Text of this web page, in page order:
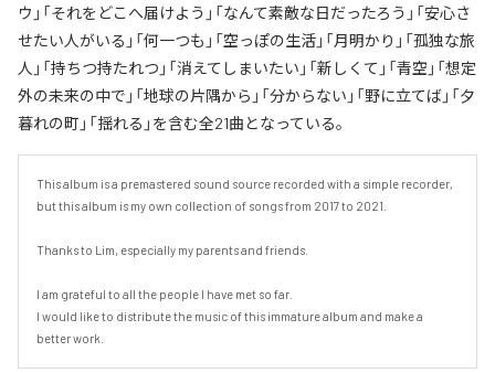
ウ」「それをどこへ届けよう」「なんて素敵な日だったろう」「安心さ
せたい人がいる」「何一つも」「空っぽの生活」「月明かり」「孤独な旅
人」「持ちつ持たれつ」「消えてしまいたい」「新しくて」「青空」「想定
外の未来の中で」「地球の片隅から」「分からない」「野に立てば」「夕
暮れの町」「揺れる」を含む全21曲となっている。
This album is a premastered sound source recorded with a simple recorder,
but this album is my own collection of songs from 2017 to 2021.
Thanks to Lim, especially my parents and friends.
I am grateful to all the people I have met so far.
I would like to distribute the music of this immature album and make a
better work.